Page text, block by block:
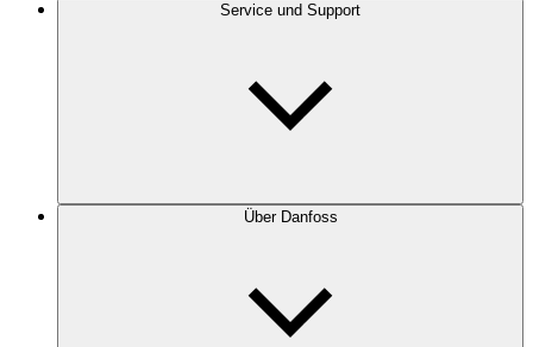
Service und Support
Über Danfoss